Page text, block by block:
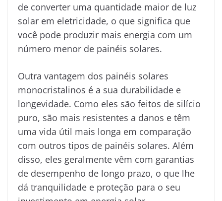
de converter uma quantidade maior de luz
solar em eletricidade, o que significa que
você pode produzir mais energia com um
número menor de painéis solares.
Outra vantagem dos painéis solares
monocristalinos é a sua durabilidade e
longevidade. Como eles são feitos de silício
puro, são mais resistentes a danos e têm
uma vida útil mais longa em comparação
com outros tipos de painéis solares. Além
disso, eles geralmente vêm com garantias
de desempenho de longo prazo, o que lhe
dá tranquilidade e proteção para o seu